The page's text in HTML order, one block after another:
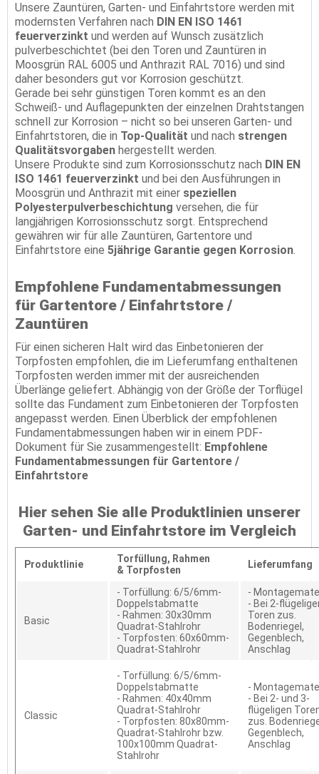
Unsere Zauntüren, Garten- und Einfahrtstore werden mit
modernsten Verfahren nach DIN EN ISO 1461
feuerverzinkt und werden auf Wunsch zusätzlich
pulverbeschichtet (bei den Toren und Zauntüren in
Moosgrün RAL 6005 und Anthrazit RAL 7016) und sind
daher besonders gut vor Korrosion geschützt.
Gerade bei sehr günstigen Toren kommt es an den
Schweiß- und Auflagepunkten der einzelnen Drahtstangen
schnell zur Korrosion – nicht so bei unseren Garten- und
Einfahrtstoren, die in Top-Qualität und nach strengen
Qualitätsvorgaben hergestellt werden.
Unsere Produkte sind zum Korrosionsschutz nach DIN EN
ISO 1461 feuerverzinkt und bei den Ausführungen in
Moosgrün und Anthrazit mit einer speziellen
Polyesterpulverbeschichtung versehen, die für
langjährigen Korrosionsschutz sorgt. Entsprechend
gewähren wir für alle Zauntüren, Gartentore und
Einfahrtstore eine 5jährige Garantie gegen Korrosion.
Empfohlene Fundamentabmessungen
für Gartentore / Einfahrtstore /
Zauntüren
Für einen sicheren Halt wird das Einbetonieren der
Torpfosten empfohlen, die im Lieferumfang enthaltenen
Torpfosten werden immer mit der ausreichenden
Überlänge geliefert. Abhängig von der Größe der Torflügel
sollte das Fundament zum Einbetonieren der Torpfosten
angepasst werden. Einen Überblick der empfohlenen
Fundamentabmessungen haben wir in einem PDF-
Dokument für Sie zusammengestellt: Empfohlene
Fundamentabmessungen für Gartentore /
Einfahrtstore
Hier sehen Sie alle Produktlinien unserer
Garten- und Einfahrtstore im Vergleich
Produktlinie Torfüllung, Rahmen
& Torpfosten Lieferumfang
Basic
- Torfüllung: 6/5/6mm-
Doppelstabmatte
- Rahmen: 30x30mm
Quadrat-Stahlrohr
- Torpfosten: 60x60mm-
Quadrat-Stahlrohr
-
- Bei 2-
Toren zus.
Bodenriegel,
Gegenblech,
Anschlag
Classic
- Torfüllung: 6/5/6mm-
Doppelstabmatte
- Rahmen: 40x40mm
Quadrat-Stahlrohr
- Torpfosten: 80x80mm-
Quadrat-Stahlrohr bzw.
100x100mm Quadrat-
Stahlrohr
-
- Bei 2- und 3-
flügeligen
zus.
Gegenblech,
Anschlag